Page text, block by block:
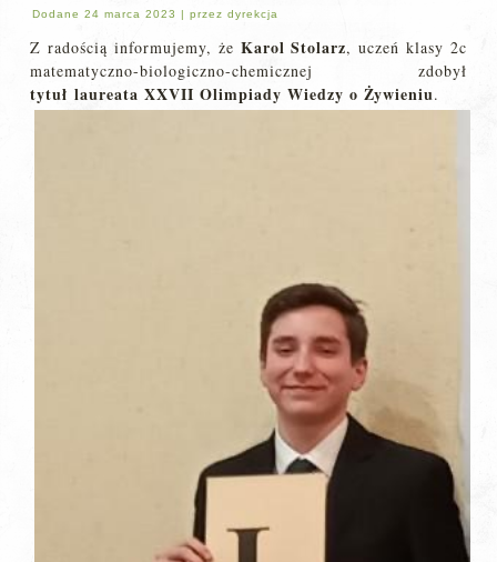
Dodane 24 marca 2023 |przez dyrekcja
Z radością informujemy, że Karol Stolarz, uczeń klasy 2c
matematyczno-biologiczno-chemicznej zdobył
tytułlaureata XXVII Olimpiady Wiedzy o Żywieniu.